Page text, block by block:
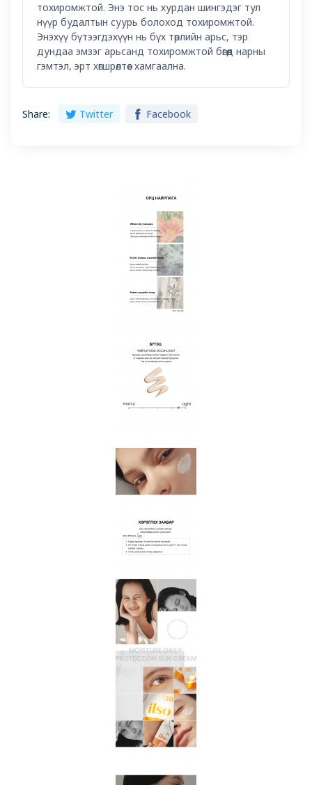
тохиромжтой. Энэ тос нь хурдан шингэдэг тул
нүүр будалтын суурь болоход тохиромжтой.
Энэхүү бүтээгдэхүүн нь бүх төрлийн арьс, тэр
дундаа эмзэг арьсанд тохиромжтой бөгөөд нарны
гэмтэл, эрт хөгшрөлтөөс хамгаална.
Share: Twitter Facebook